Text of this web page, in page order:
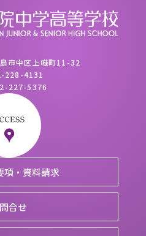
市中区上幟町11-32
228-4131
227-5376
項・資料請求
合せ